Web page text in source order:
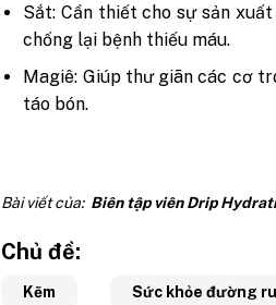
Sắt: Cần thiết cho sự sản
chống lại bệnh thiếu máu.
Magiê: Giúp thư giãn các cơ
táo bón.
Bài viết của: Biên tập viên Drip
Chủ đề:
Kẽm Sức khỏe đường